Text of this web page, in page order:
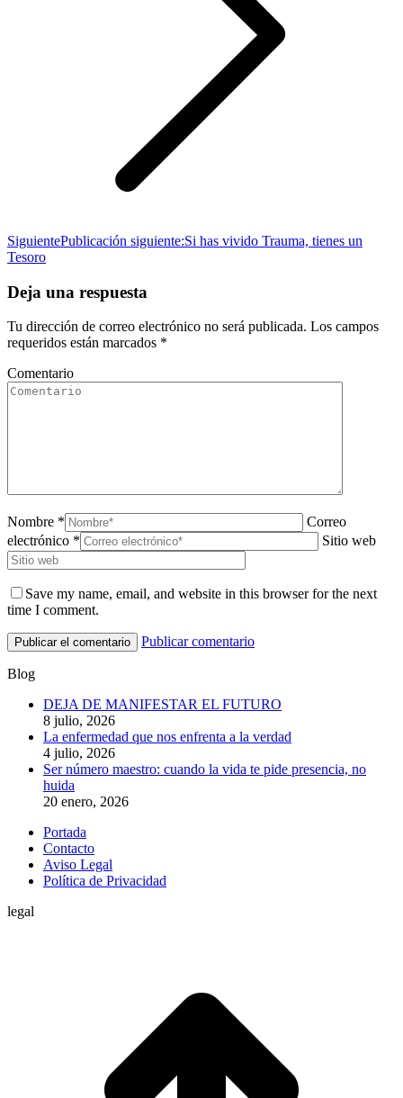
SiguientePublicación siguiente:Si has vivido Trauma, tienes un
Tesoro
Deja una respuesta
Tu dirección de correo electrónico no será publicada. Los campos
requeridos están marcados *
Comentario
Nombre *
Correo
electrónico *
Sitio web
Save my name, email, and website in this browser for the next
time I comment.
Publicar comentario
Blog
DEJA DE MANIFESTAR EL FUTURO
8 julio, 2026
La enfermedad que nos enfrenta a la verdad
4 julio, 2026
Ser número maestro: cuando la vida te pide presencia, no
huida
20 enero, 2026
Portada
Contacto
Aviso Legal
Política de Privacidad
legal